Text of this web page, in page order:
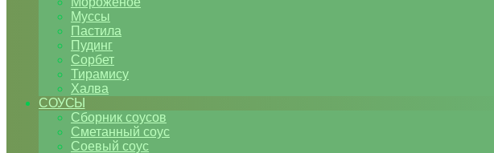
Муссы
Пастила
Пудинг
Сорбет
Тирамису
Халва
СОУСЫ
Сборник соусов
Сметанный соус
Соевый соус